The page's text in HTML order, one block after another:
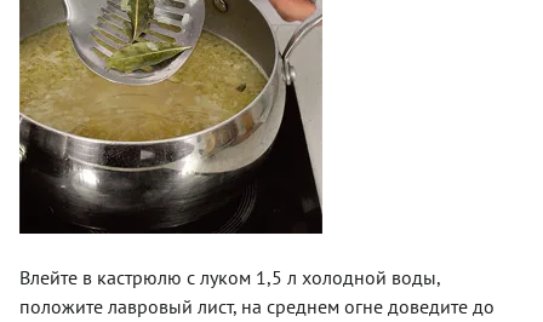
Влейте в кастрюлю с луком 1,5 л холодной воды,
положите лавровый лист, на среднем огне доведите до